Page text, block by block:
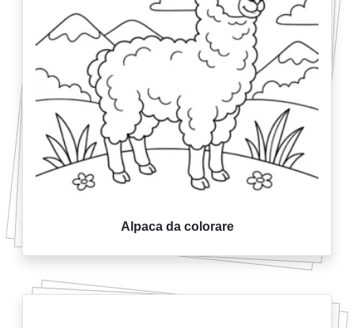
Alpaca da colorare